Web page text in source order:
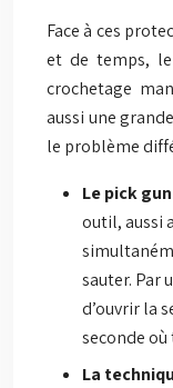
Face à ces
et de temps, le
crochetage
aussi une
le problème
Le pick
outil, aussi
sauter. Par
d’ouvrir la
seconde
La